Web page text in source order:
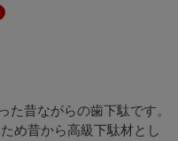
た昔ながらの歯下駄です。
め昔から高級下駄材とし